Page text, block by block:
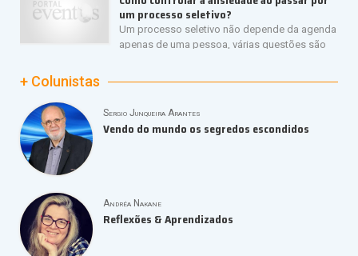
um processo seletivo?
Um processo seletivo não depende da agenda
apenas de uma pessoa, várias questões são
reestruturação, remanejamento e congelamento de vagas e a
situação mais temida: o retorno negativo que dependendo da
empresa, muitas vezes não é informado ao candidato.
+ Colunistas
Sergio Junqueira Arantes
Vendo do mundo os segredos escondidos
Andréa Nakane
Reflexões & Aprendizados